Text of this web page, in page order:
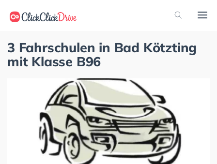
3 Fahrschulen in Bad Kötzting
mit Klasse B96